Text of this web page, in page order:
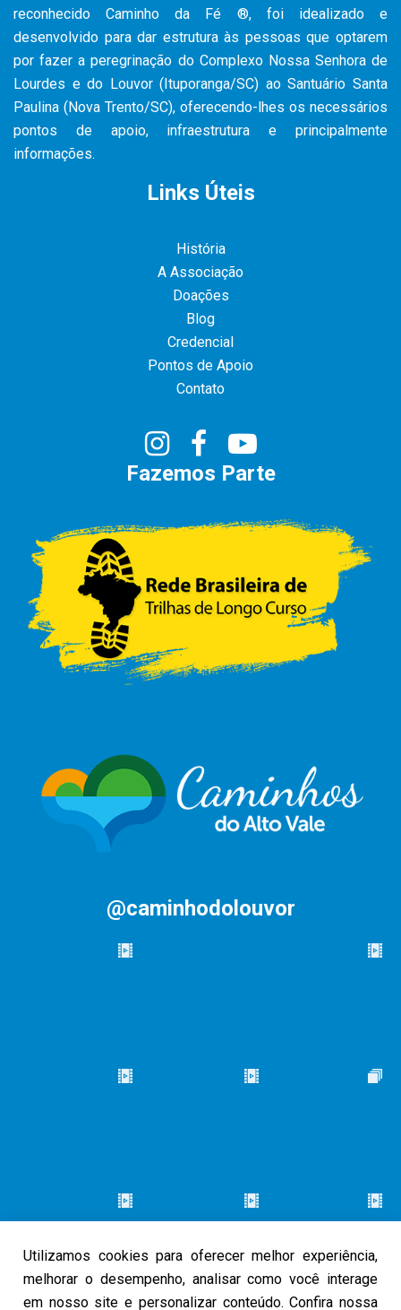
Utilizamos cookies para oferecer melhor experiência,
melhorar o desempenho, analisar como você interage
em nosso site e personalizar conteúdo. Confira nossa
reconhecido Caminho da Fé ®, foi idealizado e
desenvolvido para dar estrutura às pessoas que optarem
por fazer a peregrinação do Complexo Nossa Senhora de
Lourdes e do Louvor (Ituporanga/SC) ao Santuário Santa
Paulina (Nova Trento/SC), oferecendo-lhes os necessários
pontos de apoio, infraestrutura e principalmente
informações.
Links Úteis
História
A Associação
Doações
Blog
Credencial
Pontos de Apoio
Contato
Fazemos Parte
@caminhodolouvor